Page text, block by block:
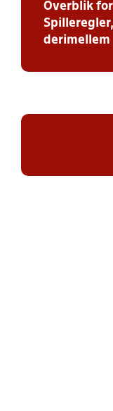
Overblik
derimellem